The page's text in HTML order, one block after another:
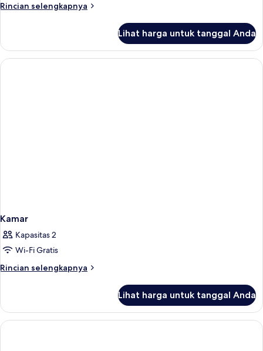
Rincian selengkapnya
Rincian
Kamar
Lihat harga untuk tanggal Anda
Kamar
Kapasitas 2
Wi-Fi Gratis
Rincian selengkapnya
Rincian
Kamar
Lihat harga untuk tanggal Anda